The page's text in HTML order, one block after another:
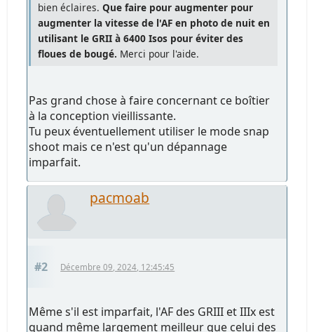
bien éclaires.Que faire pour augmenter pour
augmenter la vitesse de l'AF en photo de nuit en
utilisant le GRII à 6400 Isos pour éviter des
floues de bougé. Merci pour l'aide.
Pas grand chose à faire concernant ce boîtier
à la conception vieillissante.
Tu peux éventuellement utiliser le mode snap
shoot mais ce n'est qu'un dépannage
imparfait.
pacmoab
#2 Décembre 09, 2024, 12:45:45
Même s'il est imparfait, l'AF des GRIII et IIIx est
quand même largement meilleur que celui des